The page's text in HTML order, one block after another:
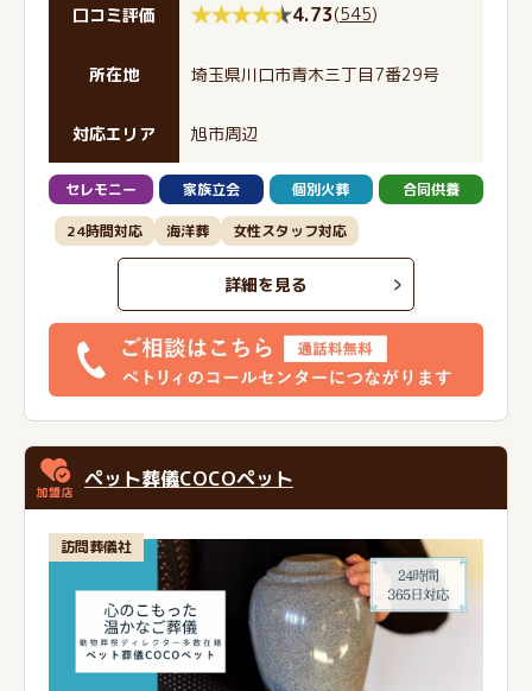
口コミ評価 4.73(545)
所在地 埼玉県川口市青木三丁目7番29号
対応エリア 旭市周辺
セレモニー 家族立会 個別火葬 合同供養
24時間対応 海洋葬 女性スタッフ対応
詳細を見る
ペット葬儀COCOペット
訪問葬儀社